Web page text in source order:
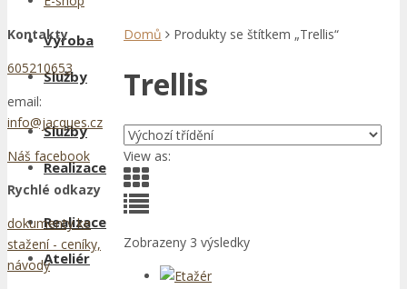
Služby
Realizace
Ateliér
Výroba
Služby
Realizace
Domů
Produkty se štítkem „Trellis“
Trellis
View as:
Zobrazeny 3 výsledky
Kontakty
605210653
email:
info@jacques.cz
Náš facebook
Rychlé odkazy
dokumenty ke
stažení - ceníky,
návody